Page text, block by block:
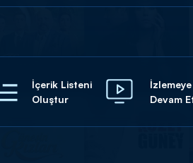
İçerik Listeni
Oluştur
İzlemeye
Devam